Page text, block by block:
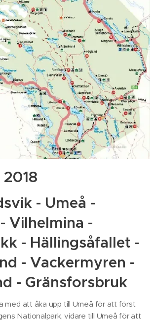
- Umeå -
Vilhelmina -
- Hällingsåfallet -
- Vackermyren -
- Gränsforsbruk
med att åka upp till Umeå för att först
Nationalpark, vidare till Umeå för att